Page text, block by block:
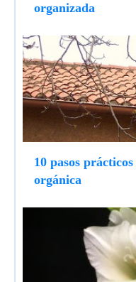
organizada
10 pasos
orgánica